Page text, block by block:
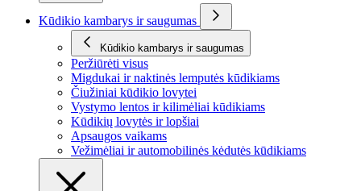
Kūdikio kambarys ir saugumas
Kūdikio kambarys ir saugumas
Peržiūrėti visus
Migdukai ir naktinės lemputės kūdikiams
Čiužiniai kūdikio lovytei
Vystymo lentos ir kilimėliai kūdikiams
Kūdikių lovytės ir lopšiai
Apsaugos vaikams
Vežimėliai ir automobilinės kėdutės kūdikiams